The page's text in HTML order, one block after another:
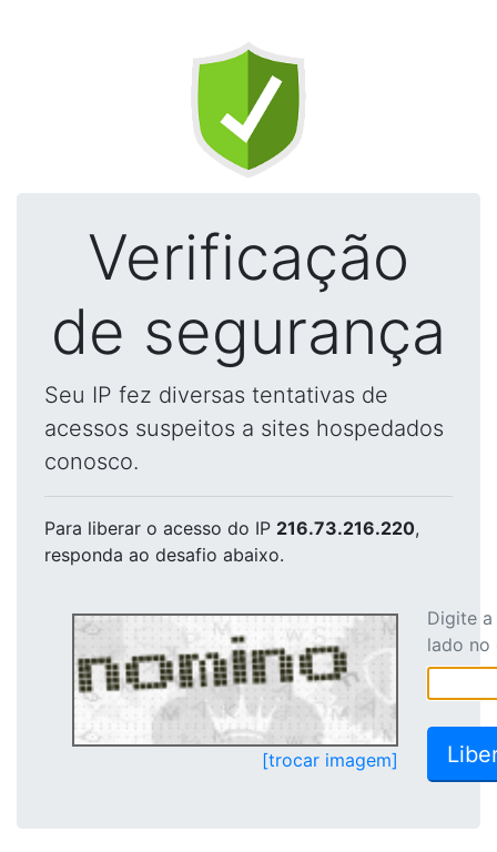
Verificação
de segurança
Seu IP fez diversas tentativas de
acessos suspeitos a sites hospedados
conosco.
Para liberar o acesso do IP 216.73.216.220,
responda ao desafio abaixo.
[trocar imagem]
Digite
lado no